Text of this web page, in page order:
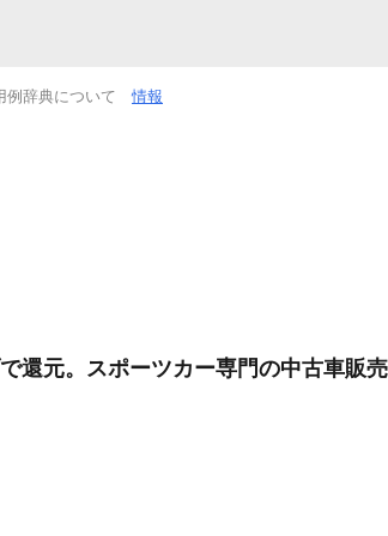
例辞典について情報
還元。スポーツカー専門の中古車販